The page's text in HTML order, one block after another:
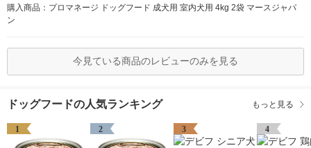
購入商品：プロマネージ ドッグフード 成犬用 室内犬用 4kg 2袋 マースジャパ
ン
今見ている商品のレビューのみを見る
ドッグフードの人気ランキング もっと見る
1 2 3 4